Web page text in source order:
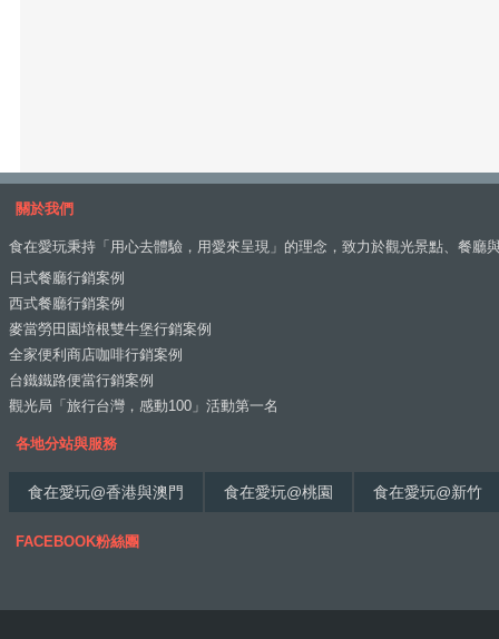
關於我們
食在愛玩秉持「用心去體驗，用愛來呈現」的理念，致力於觀光景點、餐廳
日式餐廳行銷案例
西式餐廳行銷案例
麥當勞田園培根雙牛堡行銷案例
全家便利商店咖啡行銷案例
台鐵鐵路便當行銷案例
觀光局「旅行台灣，感動100」活動第一名
各地分站與服務
食在愛玩@香港與澳門 食在愛玩@桃園 食在愛玩@新竹
FACEBOOK粉絲團